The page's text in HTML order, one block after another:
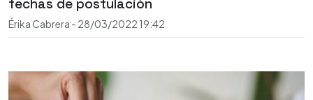
fechas de postulación
Érika Cabrera - 28/03/2022 19:42